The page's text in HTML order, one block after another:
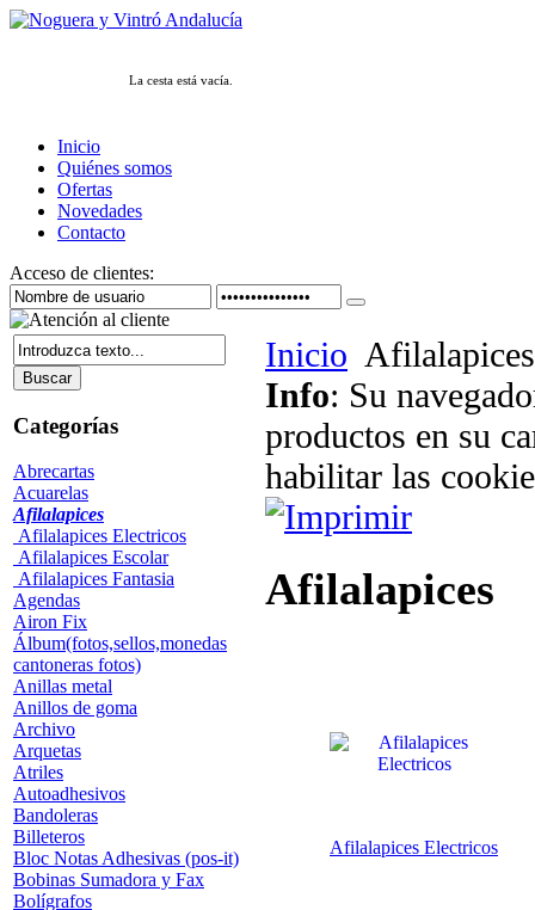
La cesta está vacía.
Inicio
Quiénes somos
Ofertas
Novedades
Contacto
Acceso de clientes:
Categorías
Abrecartas
Acuarelas
Afilalapices
Afilalapices Electricos
Afilalapices Escolar
Afilalapices Fantasia
Agendas
Airon Fix
Álbum(fotos,sellos,monedas
cantoneras fotos)
Anillas metal
Anillos de goma
Archivo
Arquetas
Atriles
Autoadhesivos
Bandoleras
Billeteros
Bloc Notas Adhesivas (pos-it)
Bobinas Sumadora y Fax
Bolígrafos
Inicio Afilalapices
Info: Su
productos en su
habilitar las
Afilalapices
Afilalapices Electricos